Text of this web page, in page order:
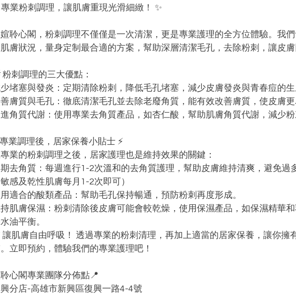
專業粉刺調理，讓肌膚重現光滑細緻！ ✨
聆心閣，粉刺調理不僅僅是一次清潔，更是專業護理的全方位體驗。我
膚狀況，量身定制最合適的方案，幫助深層清潔毛孔，去除粉刺，讓皮
粉刺調理的三大優點：
堵塞與發炎：定期清除粉刺，降低毛孔堵塞，減少皮膚發炎與青春痘的
膚質與毛孔：徹底清潔毛孔並去除老廢角質，能有效改善膚質，使皮膚
角質代謝：使用專業去角質產品，如杏仁酸，幫助肌膚角質代謝，減少
專業調理後，居家保養小貼士 ⚡
業的粉刺調理之後，居家護理也是維持效果的關鍵：
去角質：每週進行1-2次溫和的去角質護理，幫助皮膚維持清爽，避免過
敏感及乾性肌膚每月1-2次即可）
適合的酸類產品：幫助毛孔保持暢通，預防粉刺再度形成。
肌膚保濕：粉刺清除後皮膚可能會較乾燥，使用保濕產品，如保濕精華
油平衡。
讓肌膚自由呼吸！ 透過專業的粉刺清理，再加上適當的居家保養，讓你擁
立即預約，體驗我們的專業護理吧！
心閣專業團隊分佈點📍
分店-高雄市新興區復興一路4-4號